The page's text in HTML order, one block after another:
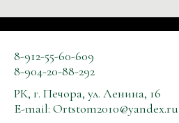
8-912-55-60-609
8-904-20-88-292
РК, г. Печора, ул. Ленина, 16
E-mail: Ortstom2010@yandex.ru